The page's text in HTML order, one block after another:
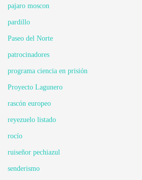
pajaro moscon
pardillo
Paseo del Norte
patrocinadores
programa ciencia en prisión
Proyecto Lagunero
rascón europeo
reyezuelo listado
rocío
ruiseñor pechiazul
senderismo